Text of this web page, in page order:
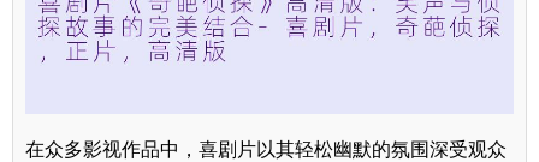
在众多影视作品中，喜剧片以其轻松幽默的氛围深受观众